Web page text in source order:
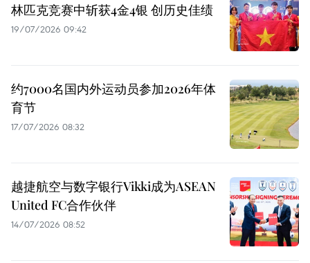
林匹克竞赛中斩获4金4银 创历史佳绩
19/07/2026 09:42
约7000名国内外运动员参加2026年体
育节
17/07/2026 08:32
越捷航空与数字银行Vikki成为ASEAN
United FC合作伙伴
14/07/2026 08:52